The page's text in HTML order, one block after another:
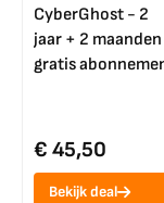
CyberGhost - 2
jaar + 2 maanden
gratis
€ 45,50
Bekijk deal